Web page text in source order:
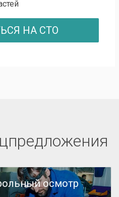
НА СТО
осмотр